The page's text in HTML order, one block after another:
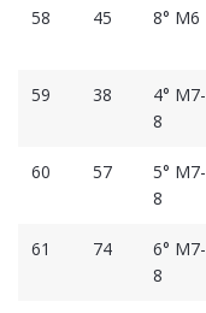
58 45 8° M6
59 38
4° M7-
8
60 57
5° M7-
8
61 74
6° M7-
8